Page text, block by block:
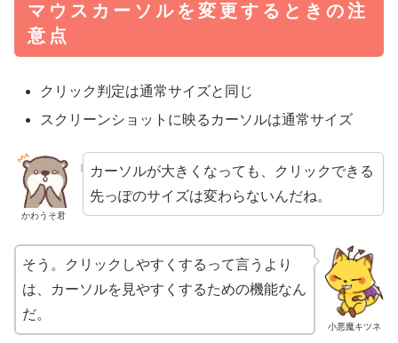
マウスカーソルを変更するときの注
意点
クリック判定は通常サイズと同じ
スクリーンショットに映るカーソルは通常サイズ
かわうそ君
カーソルが大きくなっても、クリックできる
先っぽのサイズは変わらないんだね。
小悪魔キツネ
そう。クリックしやすくするって言うより
は、カーソルを見やすくするための機能なん
だ。